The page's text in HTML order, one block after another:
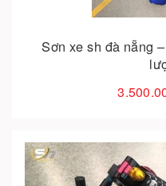
Sơn xe sh đà nẵng